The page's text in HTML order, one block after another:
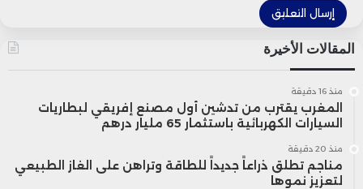
المقالات الأخيرة
منذ 16 دقيقة
المغرب يقترب من تدشين أول مصنع إفريقي لبطاريات
السيارات الكهربائية باستثمار 65 مليار درهم
منذ 20 دقيقة
مناجم تطلق ذراعاً جديداً للطاقة وتراهن على الغاز الطبيعي
لتعزيز نموها